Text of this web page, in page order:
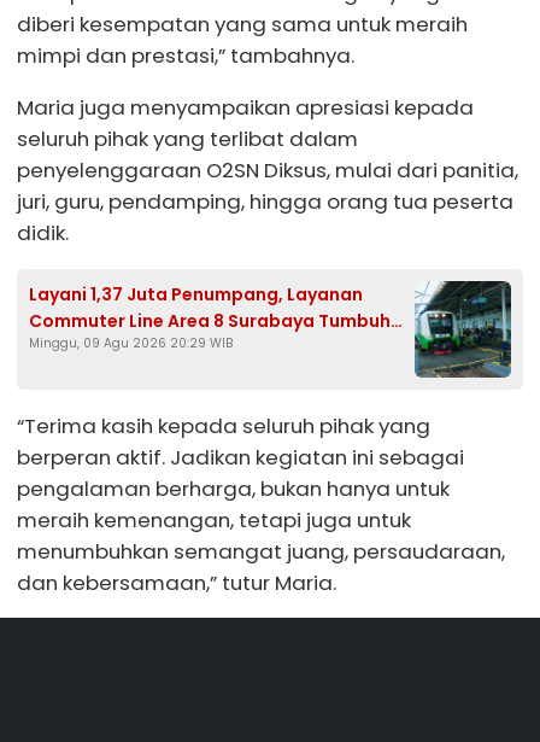
diberi kesempatan yang sama untuk meraih
mimpi dan prestasi,” tambahnya.
Maria juga menyampaikan apresiasi kepada
seluruh pihak yang terlibat dalam
penyelenggaraan O2SN Diksus, mulai dari panitia,
juri, guru, pendamping, hingga orang tua peserta
didik.
Layani 1,37 Juta Penumpang, Layanan
Commuter Line Area 8 Surabaya Tumbuh
9%
Minggu, 09 Agu 2026 20:29 WIB
“Terima kasih kepada seluruh pihak yang
berperan aktif. Jadikan kegiatan ini sebagai
pengalaman berharga, bukan hanya untuk
meraih kemenangan, tetapi juga untuk
menumbuhkan semangat juang, persaudaraan,
dan kebersamaan,” tutur Maria.